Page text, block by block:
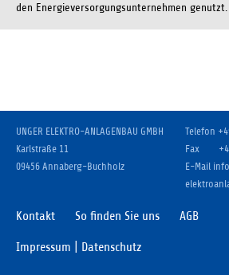
den Energieversorgungsunternehmen genutzt.
UNGER ELEKTRO-ANLAGENBAU GMBH
Karlstraße 11
09456 Annaberg-Buchholz
Telefon
Fax
E-Mail info
Kontakt So finden Sie uns AGB
Impressum | Datenschutz
Zweck: